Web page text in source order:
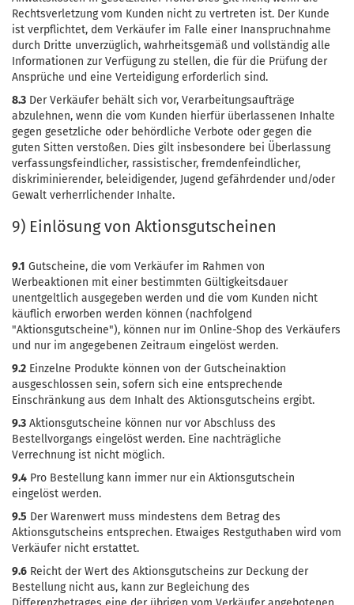
Rechtsverletzung vom Kunden nicht zu vertreten ist. Der Kunde
ist verpflichtet, dem Verkäufer im Falle einer Inanspruchnahme
durch Dritte unverzüglich, wahrheitsgemäß und vollständig alle
Informationen zur Verfügung zu stellen, die für die Prüfung der
Ansprüche und eine Verteidigung erforderlich sind.
8.3 Der Verkäufer behält sich vor, Verarbeitungsaufträge
abzulehnen, wenn die vom Kunden hierfür überlassenen Inhalte
gegen gesetzliche oder behördliche Verbote oder gegen die
guten Sitten verstoßen. Dies gilt insbesondere bei Überlassung
verfassungsfeindlicher, rassistischer, fremdenfeindlicher,
diskriminierender, beleidigender, Jugend gefährdender und/oder
Gewalt verherrlichender Inhalte.
9) Einlösung von Aktionsgutscheinen
9.1 Gutscheine, die vom Verkäufer im Rahmen von
Werbeaktionen mit einer bestimmten Gültigkeitsdauer
unentgeltlich ausgegeben werden und die vom Kunden nicht
käuflich erworben werden können (nachfolgend
"Aktionsgutscheine"), können nur im Online-Shop des Verkäufers
und nur im angegebenen Zeitraum eingelöst werden.
9.2 Einzelne Produkte können von der Gutscheinaktion
ausgeschlossen sein, sofern sich eine entsprechende
Einschränkung aus dem Inhalt des Aktionsgutscheins ergibt.
9.3 Aktionsgutscheine können nur vor Abschluss des
Bestellvorgangs eingelöst werden. Eine nachträgliche
Verrechnung ist nicht möglich.
9.4 Pro Bestellung kann immer nur ein Aktionsgutschein
eingelöst werden.
9.5 Der Warenwert muss mindestens dem Betrag des
Aktionsgutscheins entsprechen. Etwaiges Restguthaben wird vom
Verkäufer nicht erstattet.
9.6 Reicht der Wert des Aktionsgutscheins zur Deckung der
Bestellung nicht aus, kann zur Begleichung des